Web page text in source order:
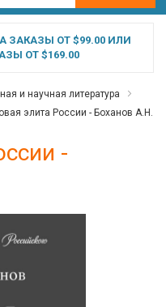
ЗАКАЗЫ ОТ $99.00 ИЛИ
ОТ $169.00
и научная литература
элита России - Боханов А.Н.
-